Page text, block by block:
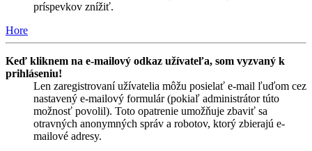
príspevkov znížiť.
Hore
Keď kliknem na e-mailový odkaz užívateľa, som vyzvaný k
prihláseniu!
Len zaregistrovaní užívatelia môžu posielať e-mail ľuďom cez
nastavený e-mailový formulár (pokiaľ administrátor túto
možnosť povolil). Toto opatrenie umožňuje zbaviť sa
otravných anonymných správ a robotov, ktorý zbierajú e-
mailové adresy.